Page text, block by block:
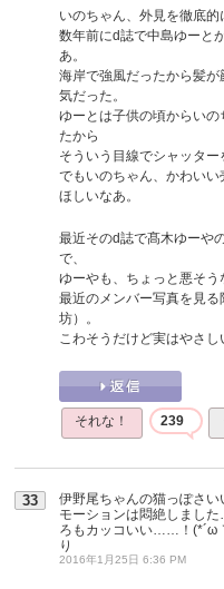
いのちゃん、外見を徹底的
数年前にd誌で中島ゆーと
あ。
海岸で強風だったから髪
気だった。
ゆーとは子供の頃からい
たから
そういう目線でシャッター
でもいのちゃん、かわい
ほしいなあ。
最近そのd誌で髙木ゆーや
で、
ゆーやも、ちょっと悪そう
最近のメンバー写真を見
坊）。
こわそうだけど実はやさし
それな！ 239
33
伊野尾ちゃんの猫っぽさ
モーションは悶絶しまし
ろもカッコいい……！(*´ω
り
2016年1月25日 6:36 PM